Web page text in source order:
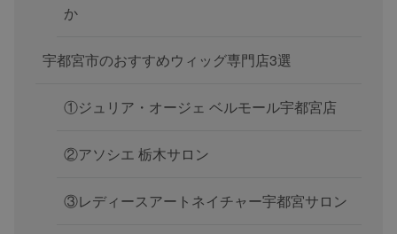
か
宇都宮市のおすすめウィッグ専門店3選
①ジュリア・オージェ ベルモール宇都宮店
②アソシエ 栃木サロン
③レディースアートネイチャー宇都宮サロン